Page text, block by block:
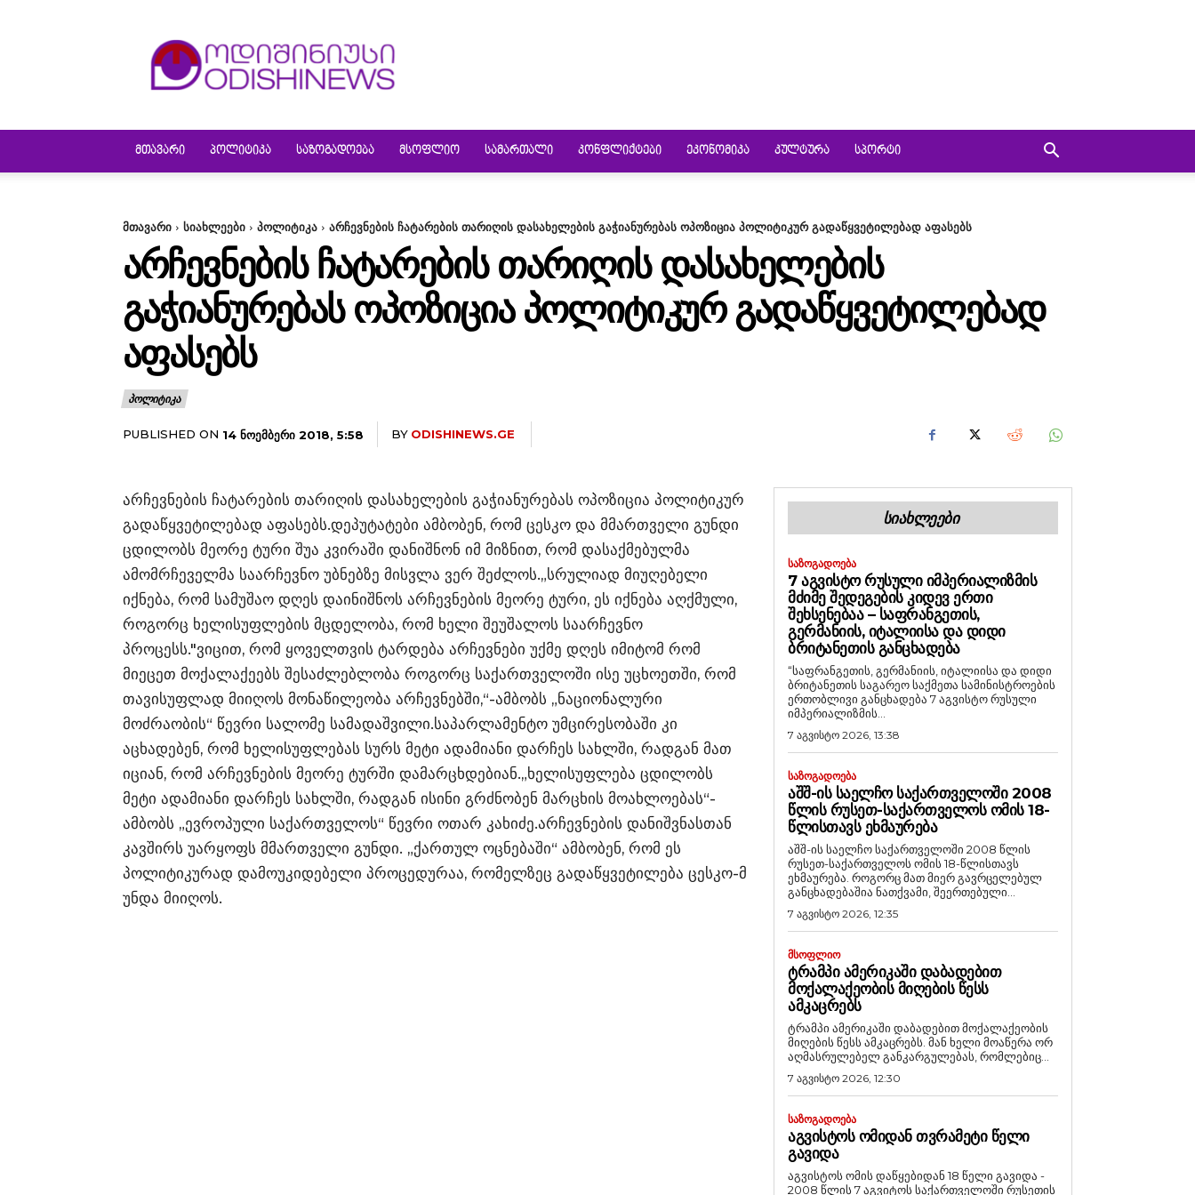
ᲛᲗᲐᲕᲐᲠᲘ ᲞᲝᲚᲘᲢᲘᲙᲐ ᲡᲐᲖᲝᲒᲐᲓᲝᲔᲑᲐ ᲛᲡᲝᲤᲚᲘᲝ ᲡᲐᲛᲐᲠᲗᲐᲚᲘ ᲙᲝᲜᲤᲚᲘᲥᲢᲔᲑᲘ ᲔᲙᲝᲜᲝᲛᲘᲙᲐ ᲙᲣᲚᲢᲣᲠᲐ ᲡᲞᲝᲠᲢᲘ
მთავარი სიახლეები პოლიტიკა არჩევნების ჩატარების თარიღის დასახელების გაჭიანურებას ოპოზიცია პოლიტიკურ გადაწყვეტილებად აფასებს
ᲐᲠᲩᲔᲕᲜᲔᲑᲘᲡ ᲩᲐᲢᲐᲠᲔᲑᲘᲡ ᲗᲐᲠᲘᲦᲘᲡ ᲓᲐᲡᲐᲮᲔᲚᲔᲑᲘᲡ
ᲒᲐᲭᲘᲐᲜᲣᲠᲔᲑᲐᲡ ᲝᲞᲝᲖᲘᲪᲘᲐ ᲞᲝᲚᲘᲢᲘᲙᲣᲠ ᲒᲐᲓᲐᲬᲧᲕᲔᲢᲘᲚᲔᲑᲐᲓ
ᲐᲤᲐᲡᲔᲑᲡ
ᲞᲝᲚᲘᲢᲘᲙᲐ
PUBLISHED ON 14 ᲜᲝᲔᲛᲑᲔᲠᲘ 2018, 5:58 BY ODISHINEWS.GE
არჩევნების ჩატარების თარიღის დასახელების გაჭიანურებას ოპოზიცია პოლიტიკურ
გადაწყვეტილებად აფასებს.დეპუტატები ამბობენ, რომ ცესკო და მმართველი გუნდი
ცდილობს მეორე ტური შუა კვირაში დანიშნონ იმ მიზნით, რომ დასაქმებულმა
ამომრჩეველმა საარჩევნო უბნებზე მისვლა ვერ შეძლოს.„სრულიად მიუღებელი
იქნება, რომ სამუშაო დღეს დაინიშნოს არჩევნების მეორე ტური, ეს იქნება აღქმული,
როგორც ხელისუფლების მცდელობა, რომ ხელი შეუშალოს საარჩევნო
პროცესს."ვიცით, რომ ყოველთვის ტარდება არჩევნები უქმე დღეს იმიტომ რომ
მიეცეთ მოქალაქეებს შესაძლებლობა როგორც საქართველოში ისე უცხოეთში, რომ
თავისუფლად მიიღოს მონაწილეობა არჩევნებში,“-ამბობს „ნაციონალური
მოძრაობის“ წევრი სალომე სამადაშვილი.საპარლამენტო უმცირესობაში კი
აცხადებენ, რომ ხელისუფლებას სურს მეტი ადამიანი დარჩეს სახლში, რადგან მათ
იციან, რომ არჩევნების მეორე ტურში დამარცხდებიან.„ხელისუფლება ცდილობს
მეტი ადამიანი დარჩეს სახლში, რადგან ისინი გრძნობენ მარცხის მოახლოებას“-
ამბობს „ევროპული საქართველოს“ წევრი ოთარ კახიძე.არჩევნების დანიშვნასთან
კავშირს უარყოფს მმართველი გუნდი. „ქართულ ოცნებაში“ ამბობენ, რომ ეს
პოლიტიკურად დამოუკიდებელი პროცედურაა, რომელზეც გადაწყვეტილება ცესკო-მ
უნდა მიიღოს.
ᲡᲘᲐᲮᲚᲔᲔᲑᲘ
ᲡᲐᲖᲝᲒᲐᲓᲝᲔᲑᲐ
7 ᲐᲒᲕᲘᲡᲢᲝ ᲠᲣᲡᲣᲚᲘ ᲘᲛᲞᲔᲠᲘᲐᲚᲘᲖᲛᲘᲡ
ᲛᲫᲘᲛᲔ ᲨᲔᲓᲔᲒᲔᲑᲘᲡ ᲙᲘᲓᲔᲕ ᲔᲠᲗᲘ
ᲨᲔᲮᲡᲔᲜᲔᲑᲐᲐ – ᲡᲐᲤᲠᲐᲜᲒᲔᲗᲘᲡ,
ᲒᲔᲠᲛᲐᲜᲘᲘᲡ, ᲘᲢᲐᲚᲘᲘᲡᲐ ᲓᲐ ᲓᲘᲓᲘ
ᲑᲠᲘᲢᲐᲜᲔᲗᲘᲡ ᲒᲐᲜᲪᲮᲐᲓᲔᲑᲐ
“საფრანგეთის, გერმანიის, იტალიისა და დიდი
ბრიტანეთის საგარეო საქმეთა სამინისტროების
ერთობლივი განცხადება 7 აგვისტო რუსული
იმპერიალიზმის...
7 აგვისტო 2026, 13:38
ᲡᲐᲖᲝᲒᲐᲓᲝᲔᲑᲐ
ᲐᲨᲨ-ᲘᲡ ᲡᲐᲔᲚᲩᲝ ᲡᲐᲥᲐᲠᲗᲕᲔᲚᲝᲨᲘ 2008
ᲬᲚᲘᲡ ᲠᲣᲡᲔᲗ-ᲡᲐᲥᲐᲠᲗᲕᲔᲚᲝᲡ ᲝᲛᲘᲡ 18-
ᲬᲚᲘᲡᲗᲐᲕᲡ ᲔᲮᲛᲐᲣᲠᲔᲑᲐ
აშშ-ის საელჩო საქართველოში 2008 წლის
რუსეთ-საქართველოს ომის 18-წლისთავს
ეხმაურება. როგორც მათ მიერ გავრცელებულ
განცხადებაშია ნათქვამი, შეერთებული...
7 აგვისტო 2026, 12:35
ᲛᲡᲝᲤᲚᲘᲝ
ᲢᲠᲐᲛᲞᲘ ᲐᲛᲔᲠᲘᲙᲐᲨᲘ ᲓᲐᲑᲐᲓᲔᲑᲘᲗ
ᲛᲝᲥᲐᲚᲐᲥᲔᲝᲑᲘᲡ ᲛᲘᲦᲔᲑᲘᲡ ᲬᲔᲡᲡ
ᲐᲛᲙᲐᲪᲠᲔᲑᲡ
ტრამპი ამერიკაში დაბადებით მოქალაქეობის
მიღების წესს ამკაცრებს. მან ხელი მოაწერა ორ
აღმასრულებელ განკარგულებას, რომლებიც...
7 აგვისტო 2026, 12:30
ᲡᲐᲖᲝᲒᲐᲓᲝᲔᲑᲐ
ᲐᲒᲕᲘᲡᲢᲝᲡ ᲝᲛᲘᲓᲐᲜ ᲗᲕᲠᲐᲛᲔᲢᲘ ᲬᲔᲚᲘ
ᲒᲐᲕᲘᲓᲐ
აგვისტოს ომის დაწყებიდან 18 წელი გავიდა -
2008 წლის 7 აგვიტოს საქართველოში რუსეთის